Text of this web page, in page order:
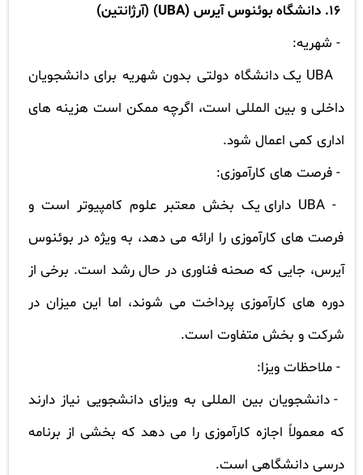
16. دانشگاه بوئنوس آیرس (
UBA) (آرژانتین)
- شهریه:
UBA یک دانشگاه دولتی بدون شهریه برای دانشجویان
داخلی و بین المللی است، اگرچه ممکن است هزینه های
اداری کمی اعمال شود.
- فرصت های کارآموزی:
-
UBA دارای یک بخش معتبر علوم کامپیوتر است و
فرصت های کارآموزی را ارائه می دهد، به ویژه در بوئنوس
آیرس، جایی که صحنه فناوری در حال رشد است. برخی از
دوره های کارآموزی پرداخت می شوند، اما این میزان در
شرکت و بخش متفاوت است.
- ملاحظات ویزا:
- دانشجویان بین المللی به ویزای دانشجویی نیاز دارند
که معمولاً اجازه کارآموزی را می دهد که بخشی از برنامه
درسی دانشگاهی است.